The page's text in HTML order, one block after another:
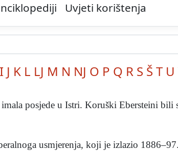
Uvjeti korištenja
I J K L LJ M N NJ O P Q R S Š T U
posjede u Istri. Koruški Ebersteini bili
usmjerenja, koji je izlazio